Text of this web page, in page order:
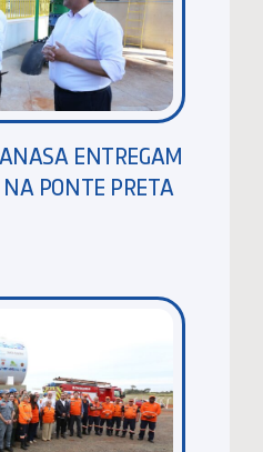
ENTREGAM
PONTE PRETA